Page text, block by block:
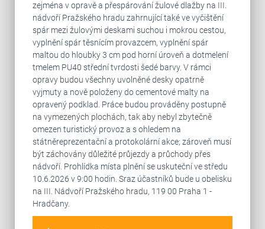
zejména v opravě a přespárování žulové dlažby na III.
nádvoří Pražského hradu zahrnující také ve vyčištění
spár mezi žulovými deskami suchou i mokrou cestou,
vyplnění spár těsnícím provazcem, vyplnění spár
maltou do hloubky 3 cm pod horní úroveň a dotmelení
tmelem PU40 střední tvrdosti šedé barvy. V rámci
opravy budou všechny uvolněné desky opatrně
vyjmuty a nově položeny do cementové malty na
opravený podklad. Práce budou prováděny postupně
na vymezených plochách, tak aby nebyl zbytečně
omezen turistický provoz a s ohledem na
státněreprezentační a protokolární akce; zároveň musí
být záchovány důležité průjezdy a průchody přes
nádvoří. Prohlídka místa plnění se uskuteční ve středu
10.6.2026 v 9:00 hodin. Sraz účastníků bude u obelisku
na III. Nádvoří Pražského hradu, 119 00 Praha 1 -
Hradčany.